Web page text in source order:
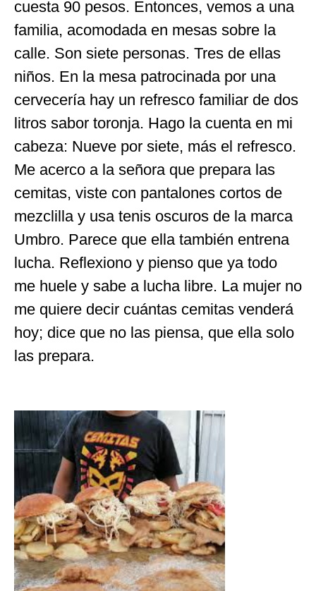
cuesta 90 pesos. Entonces, vemos a una
familia, acomodada en mesas sobre la
calle. Son siete personas. Tres de ellas
niños. En la mesa patrocinada por una
cervecería hay un refresco familiar de dos
litros sabor toronja. Hago la cuenta en mi
cabeza: Nueve por siete, más el refresco.
Me acerco a la señora que prepara las
cemitas, viste con pantalones cortos de
mezclilla y usa tenis oscuros de la marca
Umbro. Parece que ella también entrena
lucha. Reflexiono y pienso que ya todo
me huele y sabe a lucha libre. La mujer no
me quiere decir cuántas cemitas venderá
hoy; dice que no las piensa, que ella solo
las prepara.